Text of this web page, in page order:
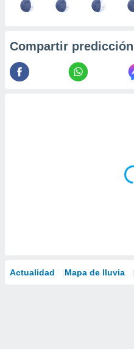
Compartir predicción
Actualidad Mapa de lluvia